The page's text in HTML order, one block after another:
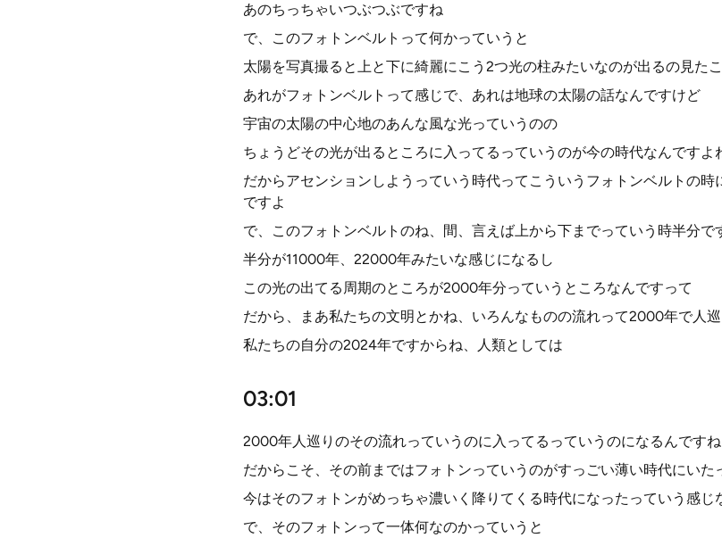
あのちっちゃいつぶつぶですね
で、このフォトンベルトって何かっていうと
太陽を写真撮ると上と下に綺麗にこう2つ光の柱みたいなのが出るの見た
あれがフォトンベルトって感じで、あれは地球の太陽の話なんですけど
宇宙の太陽の中心地のあんな風な光っていうのの
ちょうどその光が出るところに入ってるっていうのが今の時代なんですよ
だからアセンションしようっていう時代ってこういうフォトンベルトの
ですよ
で、このフォトンベルトのね、間、言えば上から下までっていう時半分で
半分が11000年、22000年みたいな感じになるし
この光の出てる周期のところが2000年分っていうところなんですって
だから、まあ私たちの文明とかね、いろんなものの流れって2000年で人
私たちの自分の2024年ですからね、人類としては
03:01
2000年人巡りのその流れっていうのに入ってるっていうのになるんですね
だからこそ、その前まではフォトンっていうのがすっごい薄い時代にい
今はそのフォトンがめっちゃ濃いく降りてくる時代になったっていう感じ
で、そのフォトンって一体何なのかっていうと